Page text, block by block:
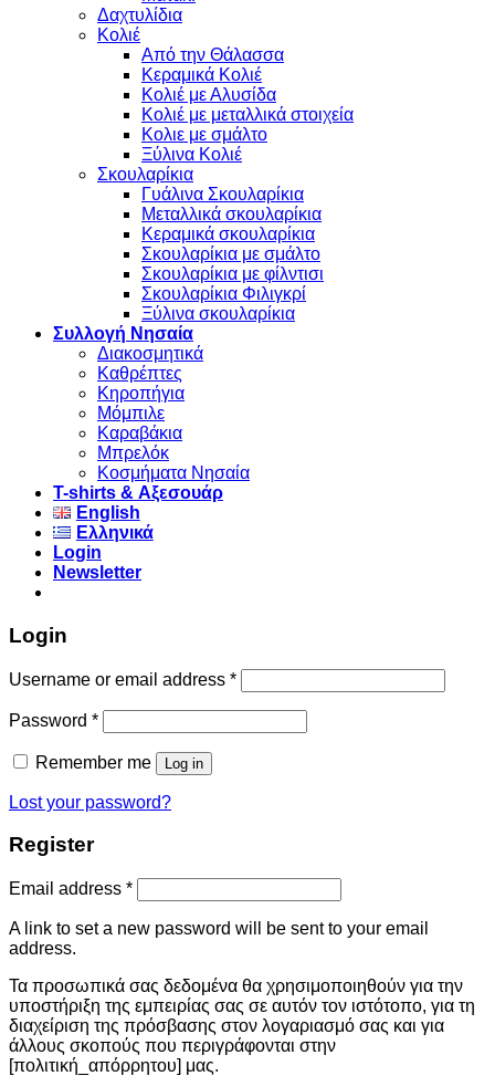
Δαχτυλίδια
Κολιέ
Από την Θάλασσα
Κεραμικά Κολιέ
Κολιέ με Αλυσίδα
Κολιέ με μεταλλικά στοιχεία
Κολιε με σμάλτο
Ξύλινα Κολιέ
Σκουλαρίκια
Γυάλινα Σκουλαρίκια
Μεταλλικά σκουλαρίκια
Κεραμικά σκουλαρίκια
Σκουλαρίκια με σμάλτο
Σκουλαρίκια με φίλντισι
Σκουλαρίκια Φιλιγκρί
Ξύλινα σκουλαρίκια
Συλλογή Νησαία
Διακοσμητικά
Καθρέπτες
Κηροπήγια
Μόμπιλε
Καραβάκια
Μπρελόκ
Κοσμήματα Νησαία
Τ-shirts & Αξεσουάρ
English
Ελληνικά
Login
Newsletter
Login
Username or email address *
Password *
Remember me Log in
Lost your password?
Register
Email address *
A link to set a new password will be sent to your email
address.
Τα προσωπικά σας δεδομένα θα χρησιμοποιηθούν για την
υποστήριξη της εμπειρίας σας σε αυτόν τον ιστότοπο, για τη
διαχείριση της πρόσβασης στον λογαριασμό σας και για
άλλους σκοπούς που περιγράφονται στην
[πολιτική_απόρρητου] μας.